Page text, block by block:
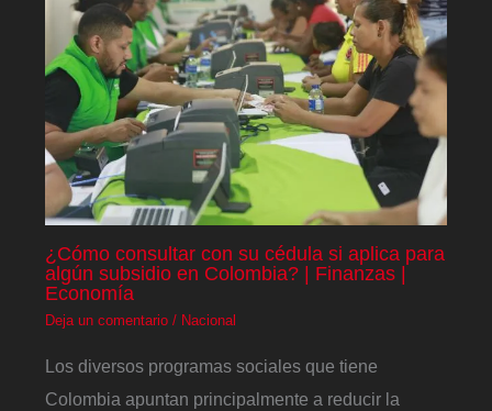
¿Cómo consultar con su cédula si aplica para
algún subsidio en Colombia? | Finanzas |
Economía
Deja un comentario / Nacional
Los diversos programas sociales que tiene
Colombia apuntan principalmente a reducir la